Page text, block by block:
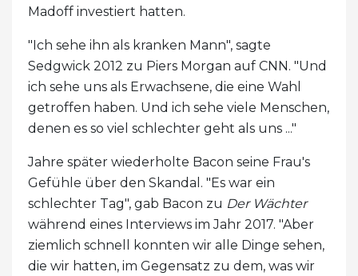
Madoff investiert hatten.
"Ich sehe ihn als kranken Mann", sagte
Sedgwick 2012 zu Piers Morgan auf CNN. "Und
ich sehe uns als Erwachsene, die eine Wahl
getroffen haben. Und ich sehe viele Menschen,
denen es so viel schlechter geht als uns ..."
Jahre später wiederholte Bacon seine Frau's
Gefühle über den Skandal. "Es war ein
schlechter Tag", gab Bacon zu Der Wächter
während eines Interviews im Jahr 2017. "Aber
ziemlich schnell konnten wir alle Dinge sehen,
die wir hatten, im Gegensatz zu dem, was wir